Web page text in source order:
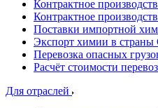
Контрактное
Контрактное
Поставки импортной
Экспорт химии в
Перевозка опасных
Расчёт стоимости
Для отраслей